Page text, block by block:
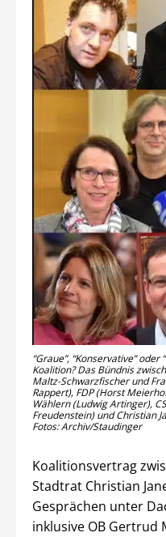
“Graue”, “Konservative” oder
Koalition? Das Bündnis
Maltz-Schwarzfischer und
Rappert), FDP (Horst
Wählern (Ludwig Artinger),
Freudenstein) und Christian
Fotos: Archiv/Staudinger
Koalitionsvertrag
Stadtrat Christian
Gesprächen unter
inklusive OB Gertrud